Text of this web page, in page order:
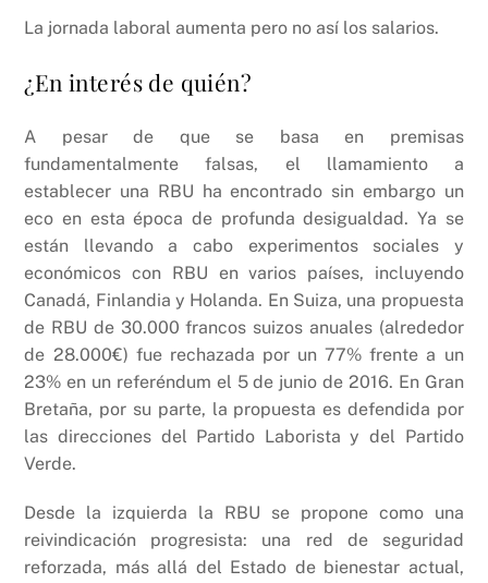
La jornada laboral aumenta pero no así los salarios.
¿En interés de quién?
A pesar de que se basa en premisas
fundamentalmente falsas, el llamamiento a
establecer una RBU ha encontrado sin embargo un
eco en esta época de profunda desigualdad. Ya se
están llevando a cabo experimentos sociales y
económicos con RBU en varios países, incluyendo
Canadá, Finlandia y Holanda. En Suiza, una propuesta
de RBU de 30.000 francos suizos anuales (alrededor
de 28.000€) fue rechazada por un 77% frente a un
23% en un referéndum el 5 de junio de 2016. En Gran
Bretaña, por su parte, la propuesta es defendida por
las direcciones del Partido Laborista y del Partido
Verde.
Desde la izquierda la RBU se propone como una
reivindicación progresista: una red de seguridad
reforzada, más allá del Estado de bienestar actual,